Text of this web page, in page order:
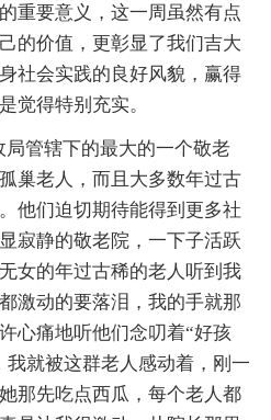
重要意义，这一周虽然有点
的价值，更彰显了我们吉大
社会实践的良好风貌，赢得
觉得特别充实。
管辖下的最大的一个敬老
巢老人，而且大多数年过古
他们迫切期待能得到更多社
寂静的敬老院，一下子活跃
女的年过古稀的老人听到我
激动的要落泪，我的手就那
心痛地听他们念叨着“好孩
就被这群老人感动着，刚一
那先吃点西瓜，每个老人都